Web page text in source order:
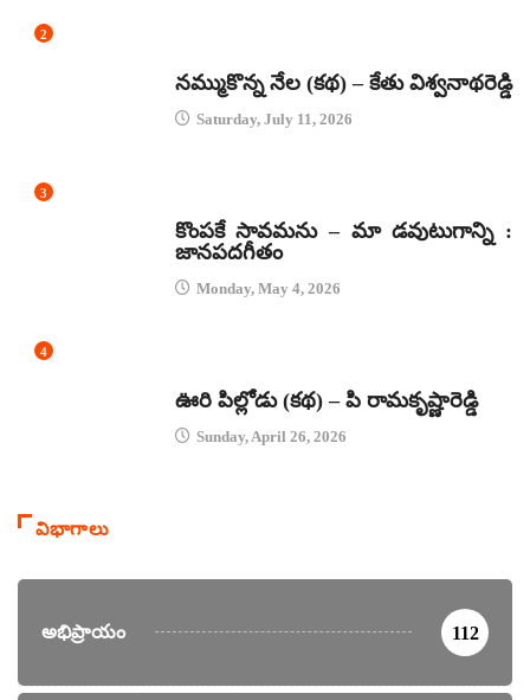
2
నమ్ముకొన్న నేల (కథ) – కేతు విశ్వనాథరెడ్డి
Saturday, July 11, 2026
3
కొంపకే సావమను – మా డవుటుగాన్ని :
జానపదగీతం
Monday, May 4, 2026
4
ఊరి పిల్లోడు (కథ) – పి రామకృష్ణారెడ్డి
Sunday, April 26, 2026
విభాగాలు
అభిప్రాయం 112